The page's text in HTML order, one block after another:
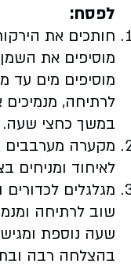
לפסח:
חותכים את
מוסיפים את
מוסיפים מים עד
לרתיחה,
במשך כחצי שעה.
מקערה מערבבים
לאיחוד ומניחים בצד
מגלגלים
שוב לרתיחה
שעה נוספת
בהצלחה רבה